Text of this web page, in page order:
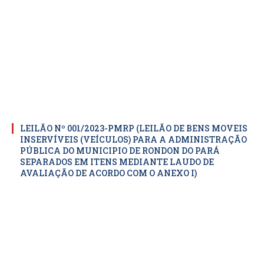
LEILÃO Nº 001/2023-PMRP (LEILÃO DE BENS MOVEIS
INSERVÍVEIS (VEÍCULOS) PARA A ADMINISTRAÇÃO
PÚBLICA DO MUNICIPIO DE RONDON DO PARÁ
SEPARADOS EM ITENS MEDIANTE LAUDO DE
AVALIAÇÃO DE ACORDO COM O ANEXO I)